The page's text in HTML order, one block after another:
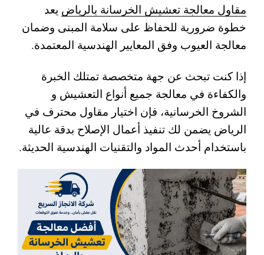
مقاول معالجة تعشيش الخرسانة بالرياض يعد
خطوة ضرورية للحفاظ على سلامة المبنى وضمان
معالجة العيوب وفق المعايير الهندسية المعتمدة.
إذا كنت تبحث عن جهة متخصصة تمتلك الخبرة
والكفاءة في معالجة جميع أنواع التعشيش و
الشروخ الخرسانية، فإن اختيار مقاول محترف في
الرياض يضمن لك تنفيذ أعمال الإصلاح بدقة عالية
باستخدام أحدث المواد والتقنيات الهندسية الحديثة.